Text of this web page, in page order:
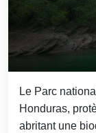
Le Parc
Honduras,
abritant une